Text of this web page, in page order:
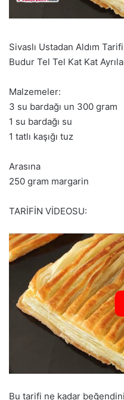
Sivaslı Ustadan Aldım
Budur Tel Tel Kat Kat
Malzemeler:
3 su bardağı un 300 gram
1 su bardağı su
1 tatlı kaşığı tuz
Arasına
250 gram margarin
TARİFİN VİDEOSU:
Bu tarifi ne kadar